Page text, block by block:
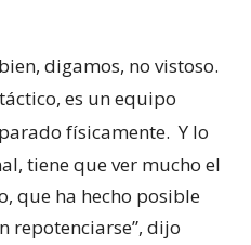
digamos, no vistoso.
es un equipo
físicamente. Y lo
tiene que ver mucho el
que ha hecho posible
repotenciarse”, dijo